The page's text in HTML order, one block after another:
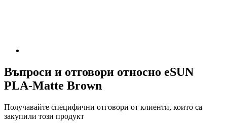
Въпроси и отговори относно eSUN
PLA-Matte Brown
Получавайте специфични отговори от клиенти, които са
закупили този продукт